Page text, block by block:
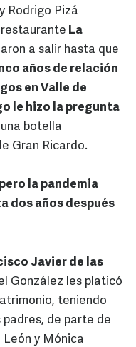
Rodrigo Pizá
restaurante La
a salir hasta que
años de relación
en Valle de
le hizo la pregunta
botella
Gran Ricardo.
la pandemia
dos años después
Javier de las
González les platicó
teniendo
de parte de
León y Mónica